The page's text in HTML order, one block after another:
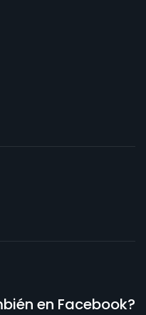
en Facebook?